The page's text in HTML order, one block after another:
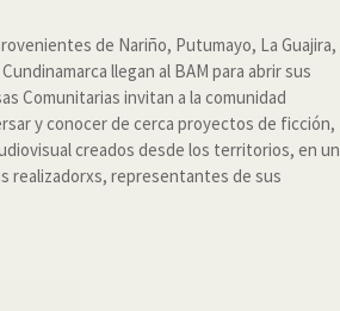
de Nariño, Putumayo, La Guajira,
llegan al BAM para abrir sus
Comunitarias invitan a la comunidad
y conocer de cerca proyectos de ficción,
creados desde los territorios, en un
realizadorxs, representantes de sus